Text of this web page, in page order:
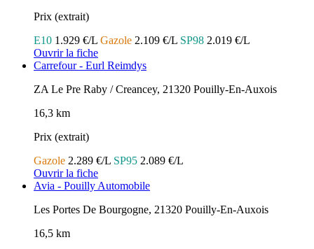
Prix (extrait)
E10 1.929 €/L Gazole 2.109 €/L SP98 2.019 €/L
Ouvrir la fiche
Carrefour - Eurl Reimdys
ZA Le Pre Raby / Creancey, 21320 Pouilly-En-Auxois
16,3 km
Prix (extrait)
Gazole 2.289 €/L SP95 2.089 €/L
Ouvrir la fiche
Avia - Pouilly Automobile
Les Portes De Bourgogne, 21320 Pouilly-En-Auxois
16,5 km